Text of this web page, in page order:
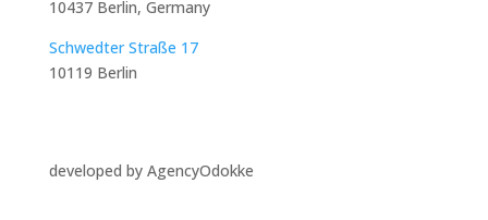
10437 Berlin, Germany
Schwedter Straße 17
10119 Berlin
developed by AgencyOdokke